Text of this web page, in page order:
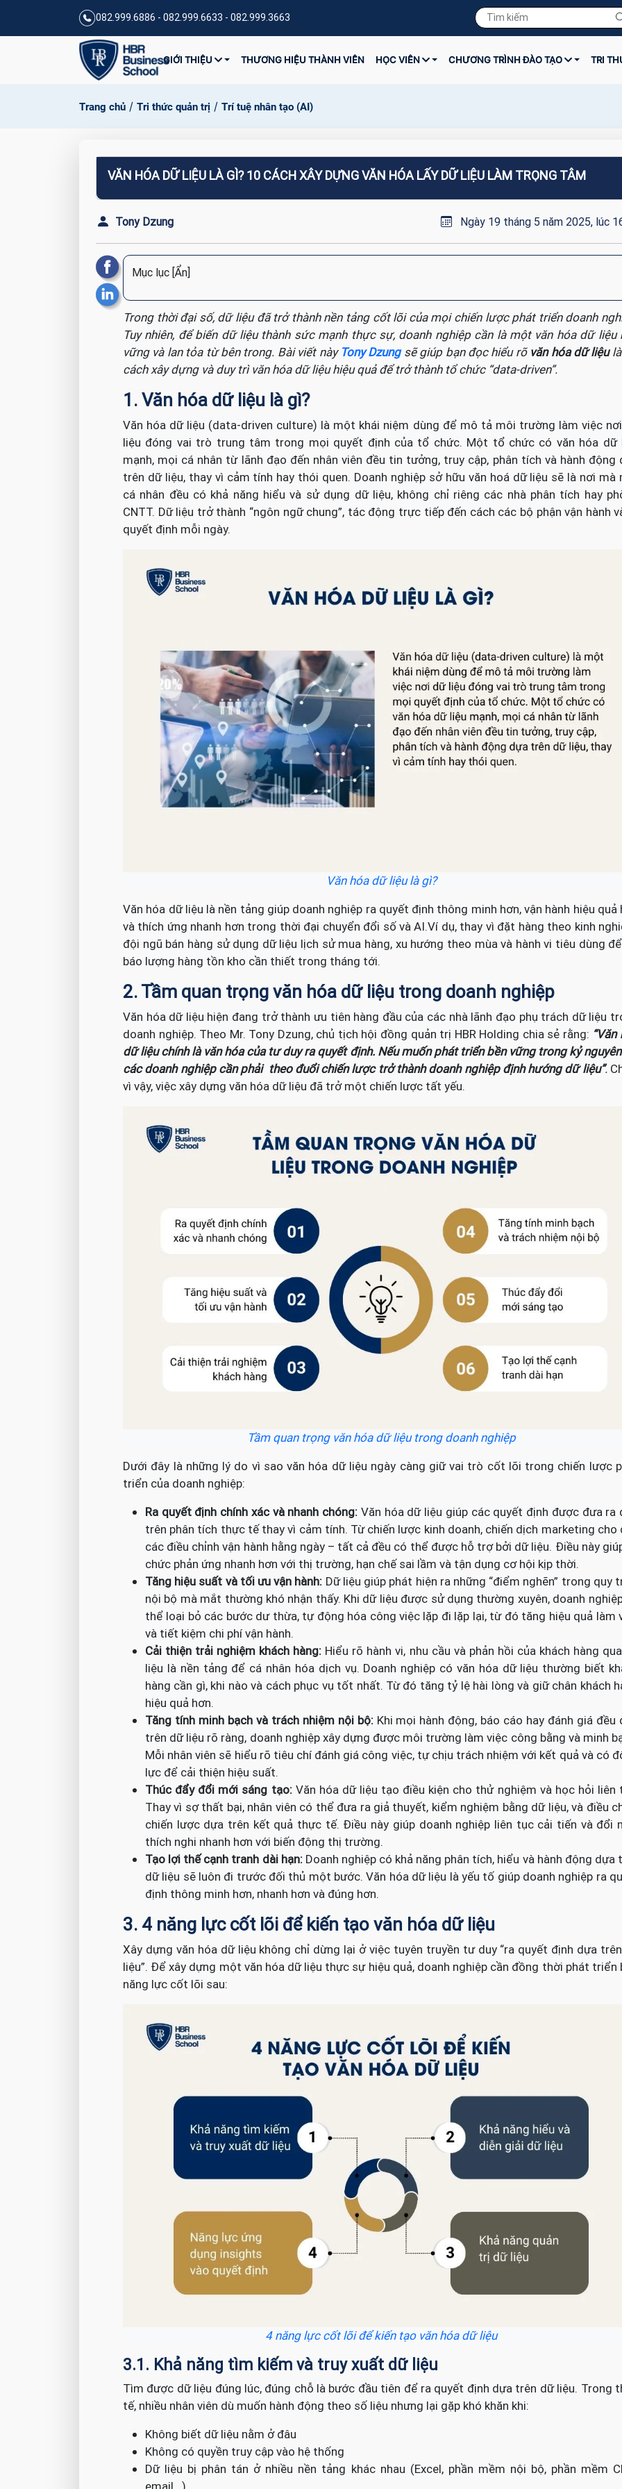
082.999.6886 - 082.999.6633 - 082.999.3663
GIỚI THIỆU THƯƠNG HIỆU THÀNH VIÊN HỌC VIÊN CHƯƠNG TRÌNH ĐÀO TẠO TRI
Trang chủ / Tri thức quản trị / Trí tuệ nhân tạo (AI)
VĂN HÓA DỮ LIỆU LÀ GÌ? 10 CÁCH XÂY DỰNG VĂN HÓA LẤY DỮ LIỆU LÀM TRỌNG TÂM
Tony Dzung Ngày 19 tháng 5 năm 2025, lúc
Mục lục [Ẩn]
Trong thời đại số, dữ liệu đã trở thành nền tảng cốt lõi của mọi chiến lược phát triển doanh
Tuy nhiên, để biến dữ liệu thành sức mạnh thực sự, doanh nghiệp cần là một văn hóa dữ liệu
vững và lan tỏa từ bên trong. Bài viết này Tony Dzung sẽ giúp bạn đọc hiểu rõ văn hóa dữ liệulà
cách xây dựng và duy trì văn hóa dữ liệu hiệu quả để trở thành tổ chức “data-driven”.
1. Văn hóa dữ liệu là gì?
Văn hóa dữ liệu (data-driven culture) là một khái niệm dùng để mô tả môi trường làm việc
liệu đóng vai trò trung tâm trong mọi quyết định của tổ chức. Một tổ chức có văn hóa dữ
mạnh, mọi cá nhân từ lãnh đạo đến nhân viên đều tin tưởng, truy cập, phân tích và hành động
trên dữ liệu, thay vì cảm tính hay thói quen. Doanh nghiệp sở hữu văn hoá dữ liệu sẽ là nơi mà
cá nhân đều có khả năng hiểu và sử dụng dữ liệu, không chỉ riêng các nhà phân tích hay
CNTT. Dữ liệu trở thành “ngôn ngữ chung”, tác động trực tiếp đến cách các bộ phận vận hành
quyết định mỗi ngày.
Văn hóa dữ liệu là gì?
Văn hóa dữ liệu là nền tảng giúp doanh nghiệp ra quyết định thông minh hơn, vận hành hiệu quả
và thích ứng nhanh hơn trong thời đại chuyển đổi số và AI.Ví dụ, thay vì đặt hàng theo kinh
đội ngũ bán hàng sử dụng dữ liệu lịch sử mua hàng, xu hướng theo mùa và hành vi tiêu dùng
báo lượng hàng tồn kho cần thiết trong tháng tới.
2. Tầm quan trọng văn hóa dữ liệu trong doanh nghiệp
Văn hóa dữ liệu hiện đang trở thành ưu tiên hàng đầu của các nhà lãnh đạo phụ trách dữ liệu
doanh nghiệp. Theo Mr. Tony Dzung, chủ tịch hội đồng quản trị HBR Holding chia sẻ rằng: “Văn
dữ liệu chính là văn hóa của tư duy ra quyết định. Nếu muốn phát triển bền vững trong kỷ
các doanh nghiệp cần phải theo đuổi chiến lược trở thành doanh nghiệp định hướng dữ liệu”.
vì vậy, việc xây dựng văn hóa dữ liệu đã trở một chiến lược tất yếu.
Tầm quan trọng văn hóa dữ liệu trong doanh nghiệp
Dưới đây là những lý do vì sao văn hóa dữ liệu ngày càng giữ vai trò cốt lõi trong chiến lược
triển của doanh nghiệp:
Ra quyết định chính xác và nhanh chóng: Văn hóa dữ liệu giúp các quyết định được đưa ra
trên phân tích thực tế thay vì cảm tính. Từ chiến lược kinh doanh, chiến dịch marketing cho
các điều chỉnh vận hành hằng ngày – tất cả đều có thể được hỗ trợ bởi dữ liệu. Điều này
chức phản ứng nhanh hơn với thị trường, hạn chế sai lầm và tận dụng cơ hội kịp thời.
Tăng hiệu suất và tối ưu vận hành: Dữ liệu giúp phát hiện ra những “điểm nghẽn” trong quy
nội bộ mà mắt thường khó nhận thấy. Khi dữ liệu được sử dụng thường xuyên, doanh
thể loại bỏ các bước dư thừa, tự động hóa công việc lặp đi lặp lại, từ đó tăng hiệu quả làm
và tiết kiệm chi phí vận hành.
Cải thiện trải nghiệm khách hàng: Hiểu rõ hành vi, nhu cầu và phản hồi của khách hàng
liệu là nền tảng để cá nhân hóa dịch vụ. Doanh nghiệp có văn hóa dữ liệu thường biết
hàng cần gì, khi nào và cách phục vụ tốt nhất. Từ đó tăng tỷ lệ hài lòng và giữ chân khách
hiệu quả hơn.
Tăng tính minh bạch và trách nhiệm nội bộ: Khi mọi hành động, báo cáo hay đánh giá đều
trên dữ liệu rõ ràng, doanh nghiệp xây dựng được môi trường làm việc công bằng và minh
Mỗi nhân viên sẽ hiểu rõ tiêu chí đánh giá công việc, tự chịu trách nhiệm với kết quả và có
lực để cải thiện hiệu suất.
Thúc đẩy đổi mới sáng tạo: Văn hóa dữ liệu tạo điều kiện cho thử nghiệm và học hỏi liên
Thay vì sợ thất bại, nhân viên có thể đưa ra giả thuyết, kiểm nghiệm bằng dữ liệu, và điều
chiến lược dựa trên kết quả thực tế. Điều này giúp doanh nghiệp liên tục cải tiến và đổi
thích nghi nhanh hơn với biến động thị trường.
Tạo lợi thế cạnh tranh dài hạn: Doanh nghiệp có khả năng phân tích, hiểu và hành động dựa
dữ liệu sẽ luôn đi trước đối thủ một bước. Văn hóa dữ liệu là yếu tố giúp doanh nghiệp ra
định thông minh hơn, nhanh hơn và đúng hơn.
3. 4 năng lực cốt lõi để kiến tạo văn hóa dữ liệu
Xây dựng văn hóa dữ liệu không chỉ dừng lại ở việc tuyên truyền tư duy “ra quyết định dựa
liệu”. Để xây dựng một văn hóa dữ liệu thực sự hiệu quả, doanh nghiệp cần đồng thời phát triển
năng lực cốt lõi sau:
4 năng lực cốt lõi để kiến tạo văn hóa dữ liệu
3.1. Khả năng tìm kiếm và truy xuất dữ liệu
Tìm được dữ liệu đúng lúc, đúng chỗ là bước đầu tiên để ra quyết định dựa trên dữ liệu. Trong
tế, nhiều nhân viên dù muốn hành động theo số liệu nhưng lại gặp khó khăn khi:
Không biết dữ liệu nằm ở đâu
Không có quyền truy cập vào hệ thống
Dữ liệu bị phân tán ở nhiều nền tảng khác nhau (Excel, phần mềm nội bộ, phần mềm